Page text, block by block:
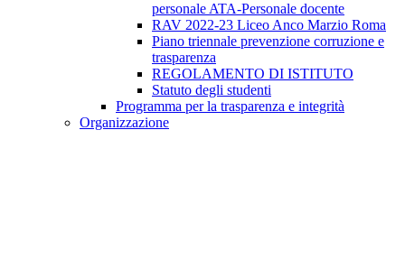
personale ATA-Personale docente
RAV 2022-23 Liceo Anco Marzio Roma
Piano triennale prevenzione corruzione e
trasparenza
REGOLAMENTO DI ISTITUTO
Statuto degli studenti
Programma per la trasparenza e integrità
Organizzazione